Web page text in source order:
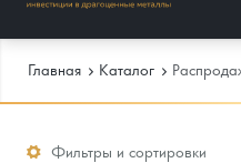
Каталог
Главная Каталог
Фильтры и сортировки